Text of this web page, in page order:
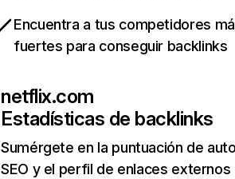
Encuentra a tus competidores
fuertes para conseguir backlinks
netflix.com
Estadísticas de backlinks
Sumérgete en la puntuación de
SEO y el perfil de enlaces externos